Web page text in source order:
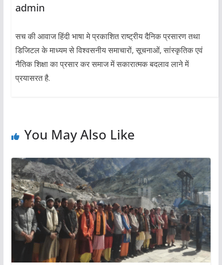
admin
सच की आवाज हिंदी भाषा मे प्रकाशित राष्ट्रीय दैनिक प्रसारण तथा
डिजिटल के माध्यम से विश्वसनीय समाचारों, सूचनाओं, सांस्कृतिक एवं
नैतिक शिक्षा का प्रसार कर समाज में सकारात्मक बदलाव लाने में
प्रयासरत है.
You May Also Like